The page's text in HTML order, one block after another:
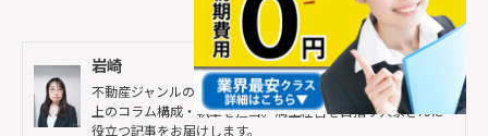
岩崎
不動産ジャンルのライター歴は2年半以上。その間、100本以
上のコラム構成・執筆を担当。満室経営を目指す大家さんに
役立つ記事をお届けします。